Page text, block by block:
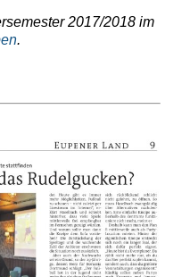
2017/2018 im
.